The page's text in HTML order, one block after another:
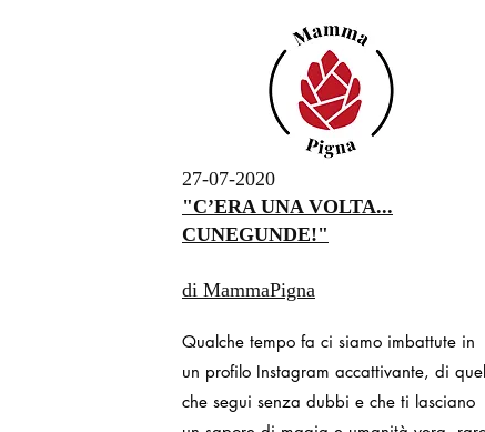
27-07-2020
"C’ERA UNA VOLTA...
CUNEGUNDE!"
di MammaPigna
Qualche tempo fa ci siamo imbattute in
un profilo Instagram accattivante, di
che segui senza dubbi e che ti lasciano